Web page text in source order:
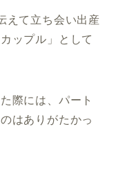
えて立ち会い出産
ップル」として
際には、パート
はありがたかっ